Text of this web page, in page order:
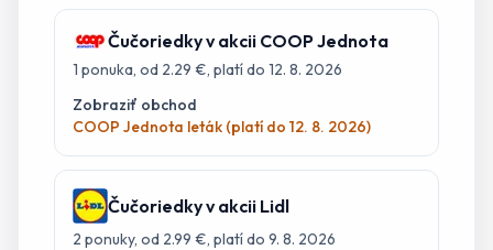
Čučoriedkyv akcii COOP Jednota
1 ponuka, od 2.29 €, platí do 12. 8. 2026
Zobraziť obchod
COOP Jednota leták (platí do 12. 8. 2026)
Čučoriedkyv akcii Lidl
2 ponuky, od 2.99 €, platí do 9. 8. 2026